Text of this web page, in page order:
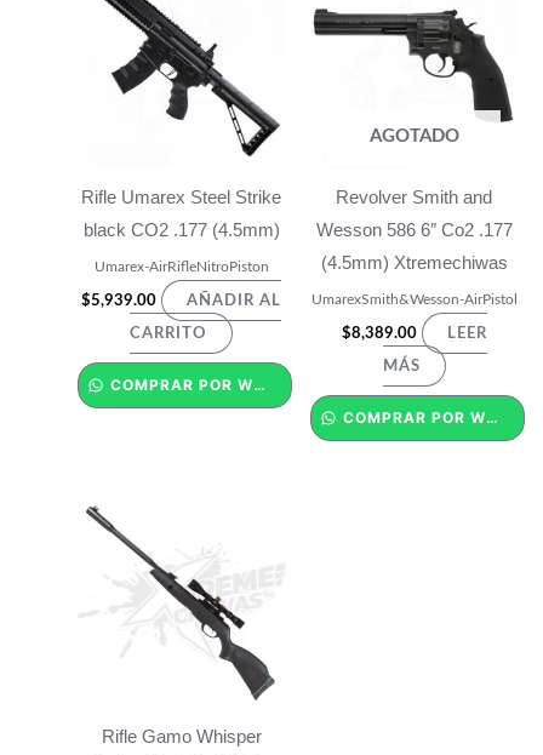
Rifle Umarex Steel Strike
black CO2 .177 (4.5mm)
Umarex-AirRifleNitroPiston
$5,939.00 AÑADIR AL
CARRITO
COMPRAR POR WHATSAPP
AGOTADO
Revolver Smith and
Wesson 586 6″ Co2 .177
(4.5mm) Xtremechiwas
UmarexSmith&Wesson-AirPistol
$8,389.00 LEER
MÁS
COMPRAR POR WHATSAPP
Rifle Gamo Whisper